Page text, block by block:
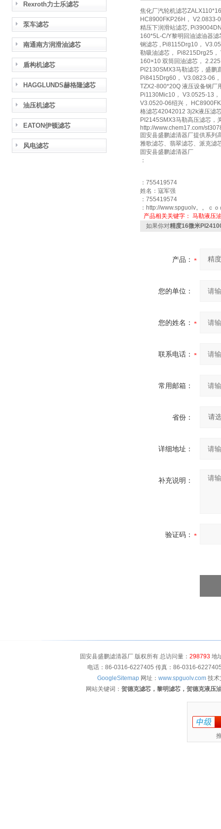
Rexroth力士乐滤芯
泵车滤芯
南通南方润滑油滤芯
盾构机滤芯
HAGGLUNDS赫格隆滤芯
油压机滤芯
EATON伊顿滤芯
风电滤芯
焦化厂汽轮机滤芯
HC8900FKP26H， V2.0833-
精压下润滑站滤芯,
160*5L-C/Y黎明回油滤油器
钢滤芯 , Pi8115Drg10，
勒吸油滤芯， Pi8215Drg25
160×10 双筒回油滤芯，
PI2130SMX3马勒滤芯，盛鹏
Pi8415Drg60， V3.0823-06
TZX2-800*20Q 液压设备钢厂
Pi1130Mic10， V3.0525-13
V3.0520-06绍兴，
格滤芯42042012 3j2k液压滤
PI2145SMX3马勒高压滤芯，
http://www.chem17.com/
固安县盛鹏滤清器厂提供系列
雅歌滤芯、翡翠滤芯、派克滤
固安县盛鹏滤清器厂
：
：755419574
姓名：寇军强
：755419574
：http://www.spguolv。。ｃｏ
产品相关关键字： 马勒液压
如果你对精度16微米
产品：
您的单位：
您的姓名：
联系电话：
常用邮箱：
省份：
详细地址：
补充说明：
验证码：
固安县盛鹏滤清器厂 版权所有 总访问量： 298793地
电话：86-0316-6227405 传真：86-0316-
GoogleSitemap 网址： www.spguolv.com 技术
网站关键词： 贺德克滤芯，黎明滤芯，贺德克液压